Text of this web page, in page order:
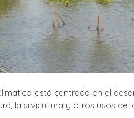
está centrada en el
la silvicultura y otros usos de